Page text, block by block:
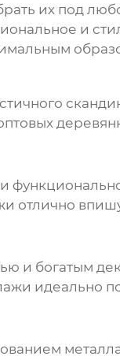
их под
и
отлично
и богатым
идеально